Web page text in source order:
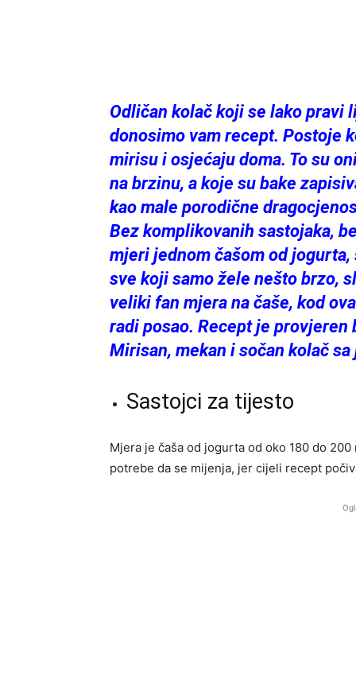
Odličan kolač koji se lako pravi
donosimo vam recept. Postoje
mirisu i osjećaju doma. To su
na brzinu, a koje su bake
kao male porodične
Bez komplikovanih sastojaka,
mjeri jednom čašom od
sve koji samo žele nešto brzo,
veliki fan mjera na čaše, kod
radi posao. Recept je
Mirisan, mekan i sočan kolač
Sastojci za tijesto
Mjera je čaša od jogurta od oko 180 do
potrebe da se mijenja, jer cijeli recept